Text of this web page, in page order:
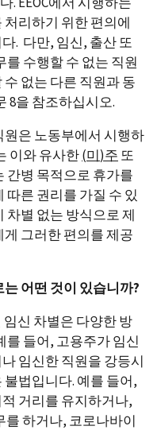
리하기 위한 편의에
. 다만, 임신, 출산 또
를 수행할 수 없는 직원
없는 다른 직원과 동
8을 참조하십시오.
은 노동부에서 시행하
이와 유사한(미)주 또
간병 목적으로 휴가를
따른 권리를 가질 수 있
차별 없는 방식으로 제
그러한 편의를 제공
어떤 것이 있습니까?
신 차별은 다양한 방
를 들어, 고용주가 임신
임신한 직원을 강등시
법입니다. 예를 들어,
거리를 유지하거나,
를 하거나, 코로나바이